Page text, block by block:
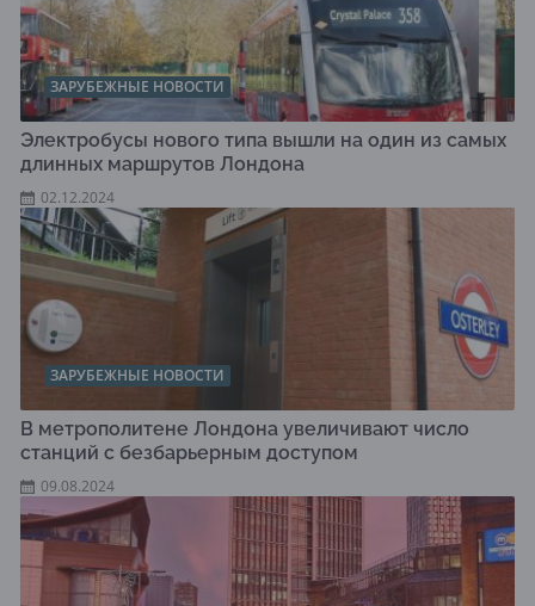
ЗАРУБЕЖНЫЕ НОВОСТИ
Электробусы нового типа вышли на один из самых
длинных маршрутов Лондона
02.12.2024
ЗАРУБЕЖНЫЕ НОВОСТИ
В метрополитене Лондона увеличивают число
станций с безбарьерным доступом
09.08.2024